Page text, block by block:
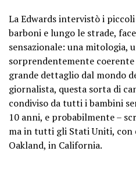
La Edwards intervistò i
barboni e lungo le strade,
sensazionale: una mitologia,
sorprendentemente
grande dettaglio dal mondo
giornalista, questa sorta di
condiviso da tutti i bambini
10 anni, e probabilmente –
ma in tutti gli Stati Uniti, con
Oakland, in California.